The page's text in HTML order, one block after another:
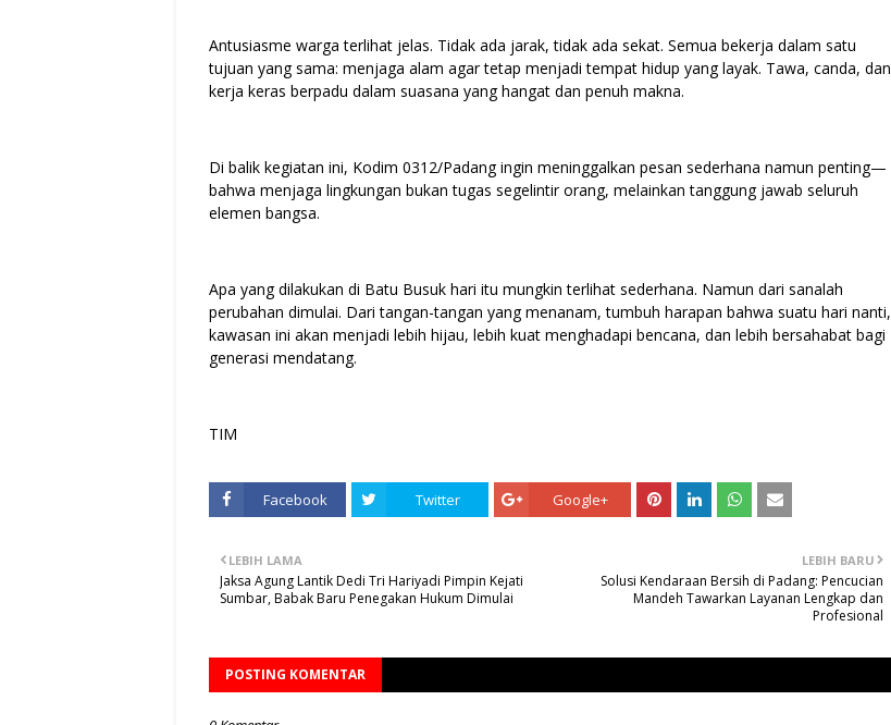
Antusiasme warga terlihat jelas. Tidak ada jarak, tidak ada sekat. Semua bekerja dalam satu
tujuan yang sama: menjaga alam agar tetap menjadi tempat hidup yang layak. Tawa, canda, dan
kerja keras berpadu dalam suasana yang hangat dan penuh makna.
Di balik kegiatan ini, Kodim 0312/Padang ingin meninggalkan pesan sederhana namun penting—
bahwa menjaga lingkungan bukan tugas segelintir orang, melainkan tanggung jawab seluruh
elemen bangsa.
Apa yang dilakukan di Batu Busuk hari itu mungkin terlihat sederhana. Namun dari sanalah
perubahan dimulai. Dari tangan-tangan yang menanam, tumbuh harapan bahwa suatu hari nanti,
kawasan ini akan menjadi lebih hijau, lebih kuat menghadapi bencana, dan lebih bersahabat bagi
generasi mendatang.
TIM
Facebook Twitter Google+
LEBIH BARU
Solusi Kendaraan Bersih di Padang: Pencucian
Mandeh Tawarkan Layanan Lengkap dan
Profesional
LEBIH LAMA
Jaksa Agung Lantik Dedi Tri Hariyadi Pimpin Kejati
Sumbar, Babak Baru Penegakan Hukum Dimulai
POSTING KOMENTAR